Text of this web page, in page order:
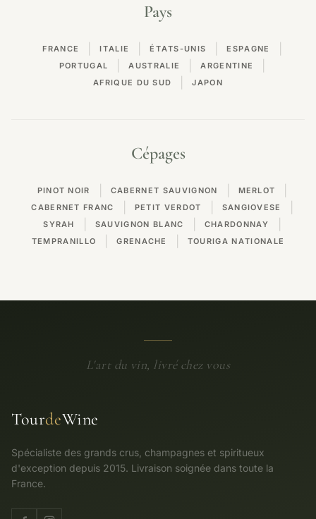
Pays
FRANCE ITALIE ÉTATS-UNIS ESPAGNE
PORTUGAL AUSTRALIE ARGENTINE
AFRIQUE DU SUD JAPON
Cépages
PINOT NOIR CABERNET SAUVIGNON MERLOT
CABERNET FRANC PETIT VERDOT SANGIOVESE
SYRAH SAUVIGNON BLANC CHARDONNAY
TEMPRANILLO GRENACHE TOURIGA NATIONALE
L'art du vin, livré chez vous
TourdeWine
Spécialiste des grands crus, champagnes et spiritueux
d'exception depuis 2015. Livraison soignée dans toute la
France.